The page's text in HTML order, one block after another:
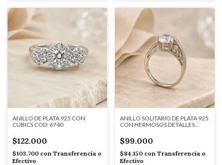
ANILLO DE PLATA 925 CON
CUBICS COD: 6740
$122.000
$103.700 con Transferencia o
Efectivo
ANILLO SOLITARIO DE PLATA 925
CON HERMOSOS DETALLES
$99.000
$84.150 con Transferencia o
Efectivo